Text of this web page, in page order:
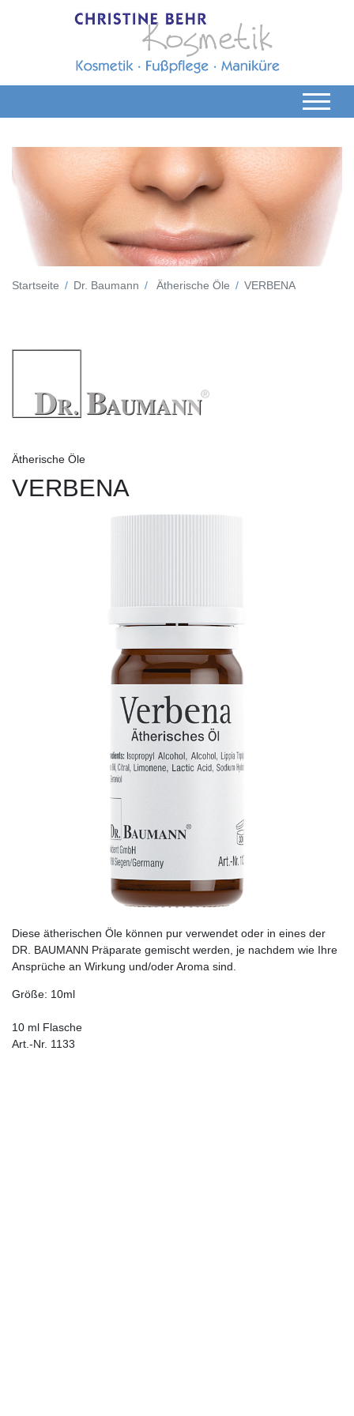
Startseite Dr. Baumann Ätherische Öle VERBENA
Ätherische Öle
VERBENA
Diese ätherischen Öle können pur verwendet oder in eines der
DR. BAUMANN Präparate gemischt werden, je nachdem wie Ihre
Ansprüche an Wirkung und/oder Aroma sind.
Größe: 10ml
10 ml Flasche
Art.-Nr. 1133